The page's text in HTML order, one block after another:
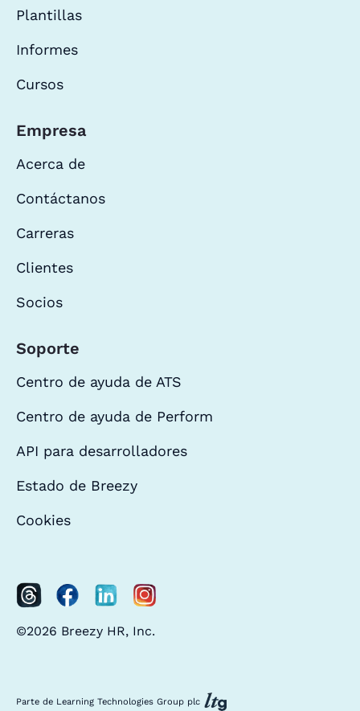
Plantillas
Informes
Cursos
Empresa
Acerca de
Contáctanos
Carreras
Clientes
Socios
Soporte
Centro de ayuda de ATS
Centro de ayuda de Perform
API para desarrolladores
Estado de Breezy
Cookies
©2026 Breezy HR, Inc.
Parte de Learning Technologies Group plc